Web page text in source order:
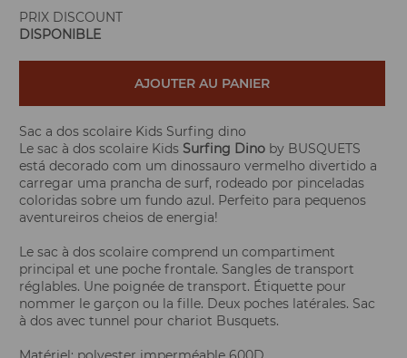
PRIX DISCOUNT
DISPONIBLE
AJOUTER AU PANIER
Sac a dos scolaire Kids Surfing dino
Le sac à dos scolaire Kids Surfing Dino by BUSQUETS
está decorado com um dinossauro vermelho divertido a
carregar uma prancha de surf, rodeado por pinceladas
coloridas sobre um fundo azul. Perfeito para pequenos
aventureiros cheios de energia!
Le sac à dos scolaire comprend un compartiment
principal et une poche frontale. Sangles de transport
réglables. Une poignée de transport. Étiquette pour
nommer le garçon ou la fille. Deux poches latérales. Sac
à dos avec tunnel pour chariot Busquets.